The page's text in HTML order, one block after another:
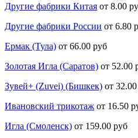
Другие фабрики Китая от 8.00
Другие фабрики России от 6.80
Ермак (Тула) от 66.00 руб
Золотая Игла (Саратов) от 52.00
Зувей+ (Zuvei) (Бишкек) от
Ивановский трикотаж от 16.50
Игла (Смоленск) от 159.00 руб